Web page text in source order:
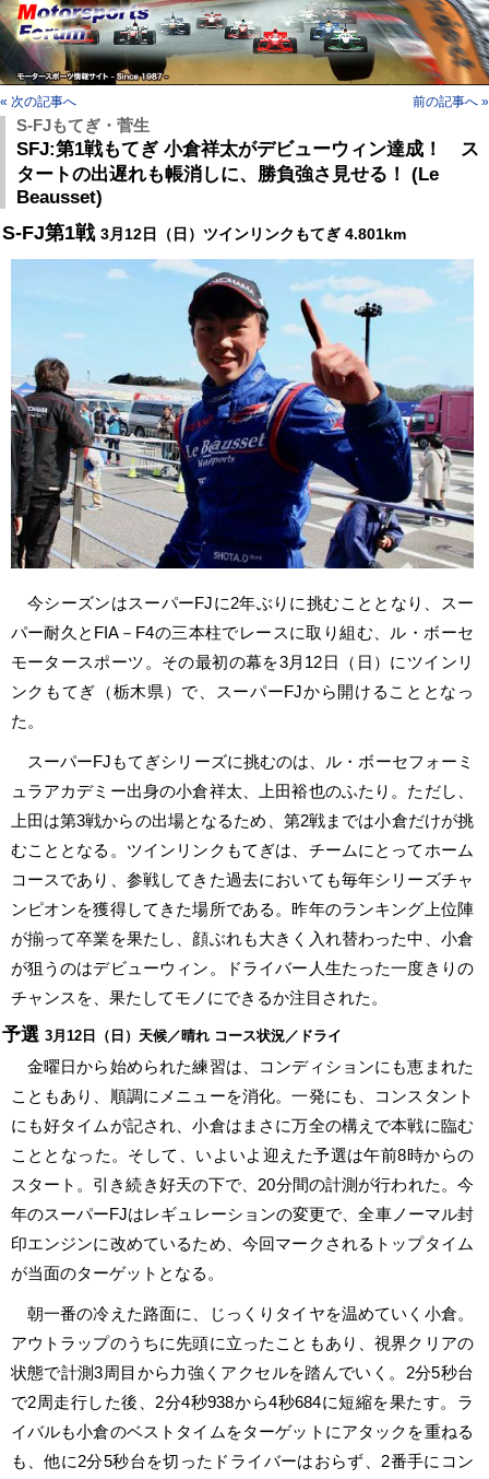
« 次の記事へ 前の記事へ »
S-FJもてぎ・菅生
SFJ:第1戦もてぎ 小倉祥太がデビューウィン達成！ ス
タートの出遅れも帳消しに、勝負強さ見せる！ (Le
Beausset)
S-FJ第1戦 3月12日（日）ツインリンクもてぎ 4.801km
今シーズンはスーパーFJに2年ぶりに挑むこととなり、スー
パー耐久とFIA－F4の三本柱でレースに取り組む、ル・ボーセ
モータースポーツ。その最初の幕を3月12日（日）にツインリ
ンクもてぎ（栃木県）で、スーパーFJから開けることとなっ
た。
スーパーFJもてぎシリーズに挑むのは、ル・ボーセフォーミ
ュラアカデミー出身の小倉祥太、上田裕也のふたり。ただし、
上田は第3戦からの出場となるため、第2戦までは小倉だけが挑
むこととなる。ツインリンクもてぎは、チームにとってホーム
コースであり、参戦してきた過去においても毎年シリーズチャ
ンピオンを獲得してきた場所である。昨年のランキング上位陣
が揃って卒業を果たし、顔ぶれも大きく入れ替わった中、小倉
が狙うのはデビューウィン。ドライバー人生たった一度きりの
チャンスを、果たしてモノにできるか注目された。
予選 3月12日（日）天候／晴れ コース状況／ドライ
金曜日から始められた練習は、コンディションにも恵まれた
こともあり、順調にメニューを消化。一発にも、コンスタント
にも好タイムが記され、小倉はまさに万全の構えで本戦に臨む
こととなった。そして、いよいよ迎えた予選は午前8時からの
スタート。引き続き好天の下で、20分間の計測が行われた。今
年のスーパーFJはレギュレーションの変更で、全車ノーマル封
印エンジンに改めているため、今回マークされるトップタイム
が当面のターゲットとなる。
朝一番の冷えた路面に、じっくりタイヤを温めていく小倉。
アウトラップのうちに先頭に立ったこともあり、視界クリアの
状態で計測3周目から力強くアクセルを踏んでいく。2分5秒台
で2周走行した後、2分4秒938から4秒684に短縮を果たす。ラ
イバルも小倉のベストタイムをターゲットにアタックを重ねる
も、他に2分5秒台を切ったドライバーはおらず、2番手にコン